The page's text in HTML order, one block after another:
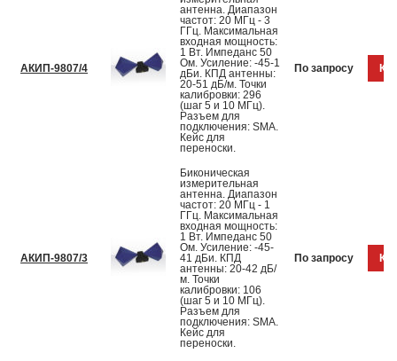
АКИП-9807/4
антенна. Диапазон
частот: 20 МГц - 3
ГГц. Максимальная
входная мощность:
1 Вт. Импеданс 50
Ом. Усиление: -45-1
дБи. КПД антенны:
20-51 дБ/м. Точки
калибровки: 296
(шаг 5 и 10 МГц).
Разъем для
подключения: SMA.
Кейс для
переноски.
По запросу
АКИП-9807/3
Биконическая
измерительная
антенна. Диапазон
частот: 20 МГц - 1
ГГц. Максимальная
входная мощность:
1 Вт. Импеданс 50
Ом. Усиление: -45-
41 дБи. КПД
антенны: 20-42 дБ/
м. Точки
калибровки: 106
(шаг 5 и 10 МГц).
Разъем для
подключения: SMA.
Кейс для
переноски.
По запросу